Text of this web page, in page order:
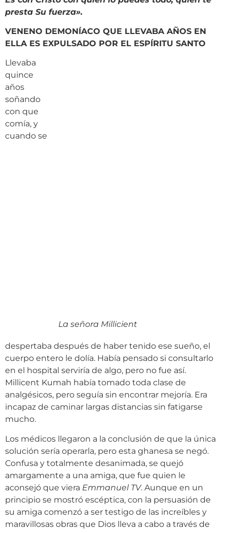
presta Su fuerza».
VENENO DEMONÍACO QUE LLEVABA AÑOS EN
ELLA ES EXPULSADO POR EL ESPÍRITU SANTO
La señora Millicient
Llevaba
quince
años
soñando
con que
comía, y
cuando se
despertaba después de haber tenido ese sueño, el
cuerpo entero le dolía. Había pensado si consultarlo
en el hospital serviría de algo, pero no fue así.
Millicent Kumah había tomado toda clase de
analgésicos, pero seguía sin encontrar mejoría. Era
incapaz de caminar largas distancias sin fatigarse
mucho.
Los médicos llegaron a la conclusión de que la única
solución sería operarla, pero esta ghanesa se negó.
Confusa y totalmente desanimada, se quejó
amargamente a una amiga, que fue quien le
aconsejó que viera Emmanuel TV. Aunque en un
principio se mostró escéptica, con la persuasión de
su amiga comenzó a ser testigo de las increíbles y
maravillosas obras que Dios lleva a cabo a través de